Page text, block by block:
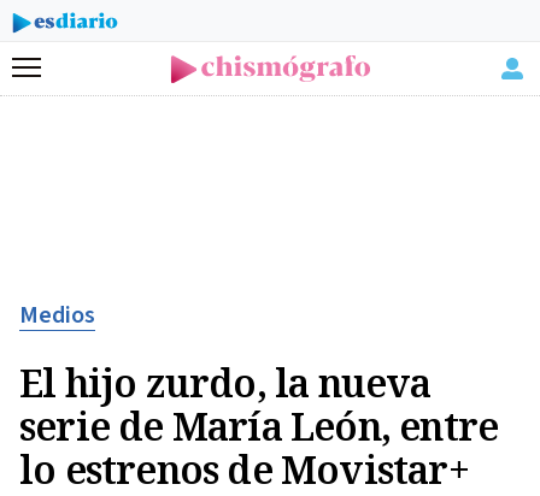
Menú
Medios
El hijo zurdo, la nueva
serie de María León, entre
lo estrenos de Movistar+